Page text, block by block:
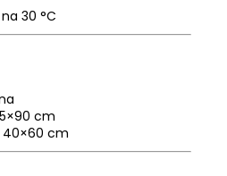
30 °C
cm
40×60 cm